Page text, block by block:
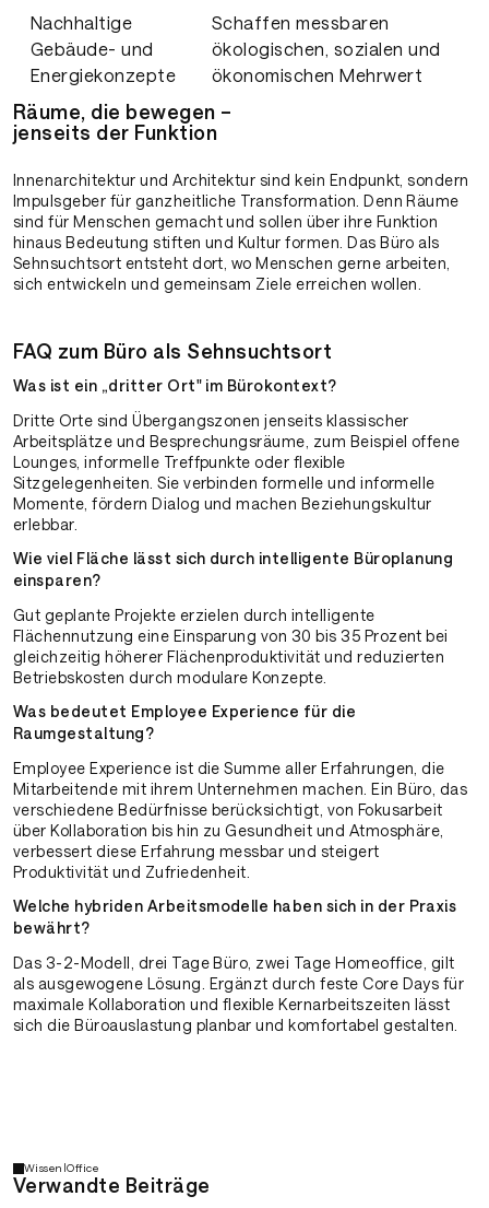
Nachhaltige
Gebäude- und
Energiekonzepte
Schaffen messbaren
ökologischen, sozialen und
ökonomischen Mehrwert
Räume, die bewegen –
jenseits der Funktion
Innenarchitektur und Architektur sind kein Endpunkt, sondern
Impulsgeber für ganzheitliche Transformation. Denn Räume
sind für Menschen gemacht und sollen über ihre Funktion
hinaus Bedeutung stiften und Kultur formen. Das Büro als
Sehnsuchtsort entsteht dort, wo Menschen gerne arbeiten,
sich entwickeln und gemeinsam Ziele erreichen wollen.
FAQ zum Büro als Sehnsuchtsort
Was ist ein „dritter Ort" im Bürokontext?
Dritte Orte sind Übergangszonen jenseits klassischer
Arbeitsplätze und Besprechungsräume, zum Beispiel offene
Lounges, informelle Treffpunkte oder flexible
Sitzgelegenheiten. Sie verbinden formelle und informelle
Momente, fördern Dialog und machen Beziehungskultur
erlebbar.
Wie viel Fläche lässt sich durch intelligente Büroplanung
einsparen?
Gut geplante Projekte erzielen durch intelligente
Flächennutzung eine Einsparung von 30 bis 35 Prozent bei
gleichzeitig höherer Flächenproduktivität und reduzierten
Betriebskosten durch modulare Konzepte.
Was bedeutet Employee Experience für die
Raumgestaltung?
Employee Experience ist die Summe aller Erfahrungen, die
Mitarbeitende mit ihrem Unternehmen machen. Ein Büro, das
verschiedene Bedürfnisse berücksichtigt, von Fokusarbeit
über Kollaboration bis hin zu Gesundheit und Atmosphäre,
verbessert diese Erfahrung messbar und steigert
Produktivität und Zufriedenheit.
Welche hybriden Arbeitsmodelle haben sich in der Praxis
bewährt?
Das 3-2-Modell, drei Tage Büro, zwei Tage Homeoffice, gilt
als ausgewogene Lösung. Ergänzt durch feste Core Days für
maximale Kollaboration und flexible Kernarbeitszeiten lässt
sich die Büroauslastung planbar und komfortabel gestalten.
Wissen |Office
Verwandte Beiträge